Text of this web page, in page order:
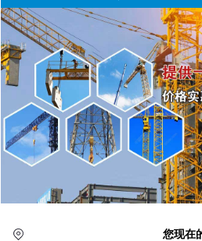
您现在